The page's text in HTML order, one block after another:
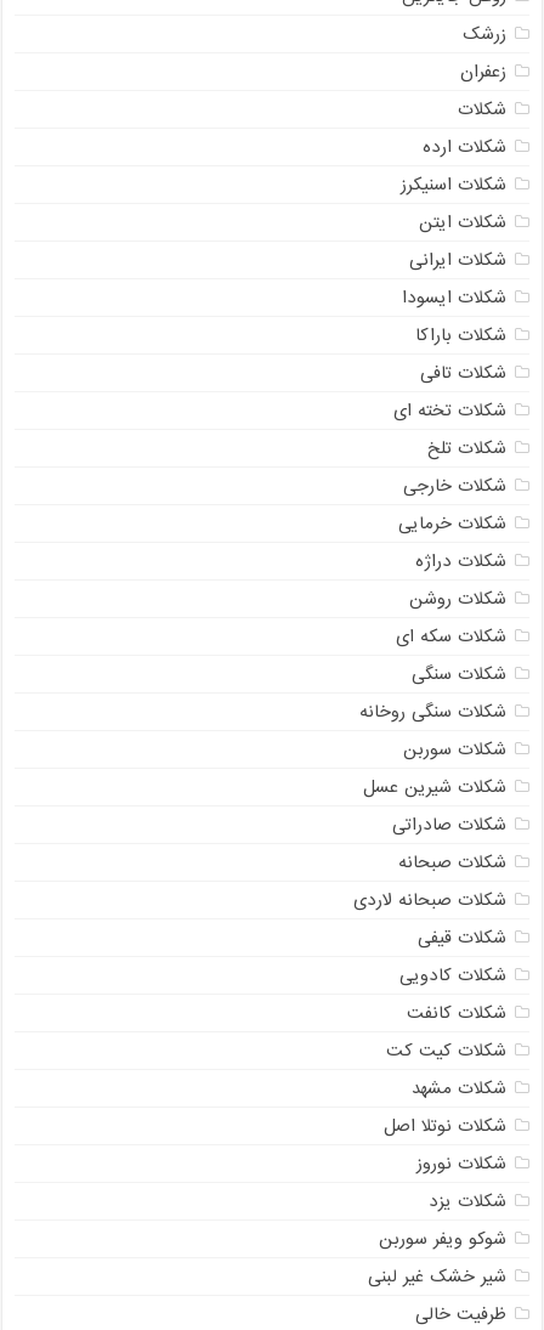
زرشک
زعفران
شکلات
شکلات ارده
شکلات اسنیکرز
شکلات ایتن
شکلات ایرانی
شکلات ایسودا
شکلات باراکا
شکلات تافی
شکلات تخته ای
شکلات تلخ
شکلات خارجی
شکلات خرمایی
شکلات دراژه
شکلات روشن
شکلات سکه ای
شکلات سنگی
شکلات سنگی روخانه
شکلات سوربن
شکلات شیرین عسل
شکلات صادراتی
شکلات صبحانه
شکلات صبحانه لاردی
شکلات قیفی
شکلات کادویی
شکلات کانفت
شکلات کیت کت
شکلات مشهد
شکلات نوتلا اصل
شکلات نوروز
شکلات یزد
شوکو ویفر سوربن
شیر خشک غیر لبنی
ظرفیت خالی